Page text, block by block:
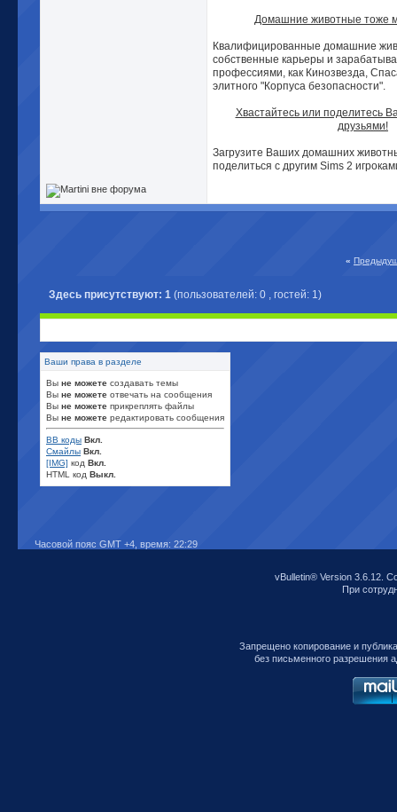
Домашние животные тоже
Квалифицированные домашние
собственные карьеры и
профессиями, как Кинозвезда,
элитного "Корпуса безопасности".
Хвастайтесь или поделитесь
друзьями!
Загрузите Ваших домашних
поделиться с другим Sims 2
«
Здесь присутствуют: 1 (пользователей: 0 , гостей: 1)
Ваши права в разделе
Вы не можете создавать темы
Вы не можете отвечать на сообщения
Вы не можете прикреплять файлы
Вы не можете редактировать сообщения
BB коды Вкл.
Смайлы Вкл.
[IMG] код Вкл.
HTML код Выкл.
Часовой пояс GMT +4, время: 22:29
vBulletin® Version 3.6.12.
При
Запрещено копирование и
без письменного разрешения